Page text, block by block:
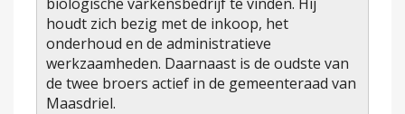
houdt zich bezig met de inkoop, het
onderhoud en de administratieve
werkzaamheden. Daarnaast is de oudste van
de twee broers actief in de gemeenteraad van
Maasdriel.